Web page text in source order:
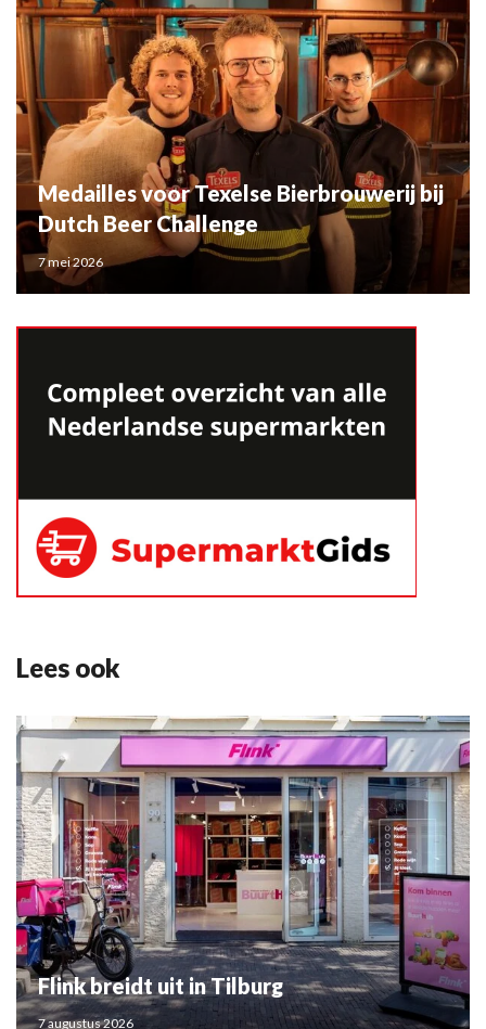
Medailles voor Texelse Bierbrouwerij bij
Dutch Beer Challenge
7 mei 2026
Lees ook
Flink breidt uit in Tilburg
7 augustus 2026